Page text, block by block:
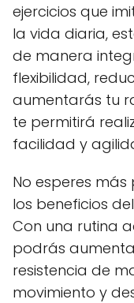
ejercicios que
la vida diaria,
de manera
flexibilidad,
aumentarás tu
te permitirá
facilidad y
No esperes
los beneficios
Con una rutina
podrás
resistencia de
movimiento y